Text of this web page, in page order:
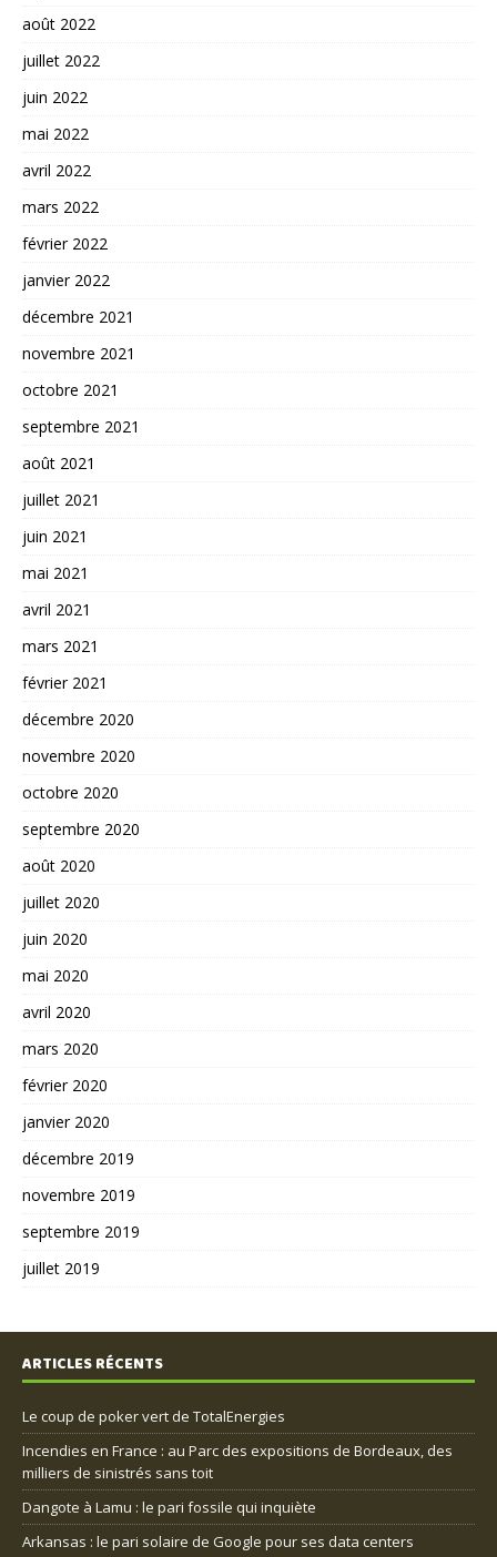
août 2022
juillet 2022
juin 2022
mai 2022
avril 2022
mars 2022
février 2022
janvier 2022
décembre 2021
novembre 2021
octobre 2021
septembre 2021
août 2021
juillet 2021
juin 2021
mai 2021
avril 2021
mars 2021
février 2021
décembre 2020
novembre 2020
octobre 2020
septembre 2020
août 2020
juillet 2020
juin 2020
mai 2020
avril 2020
mars 2020
février 2020
janvier 2020
décembre 2019
novembre 2019
septembre 2019
juillet 2019
ARTICLES RÉCENTS
Le coup de poker vert de TotalEnergies
Incendies en France : au Parc des expositions de Bordeaux, des
milliers de sinistrés sans toit
Dangote à Lamu : le pari fossile qui inquiète
Arkansas : le pari solaire de Google pour ses data centers